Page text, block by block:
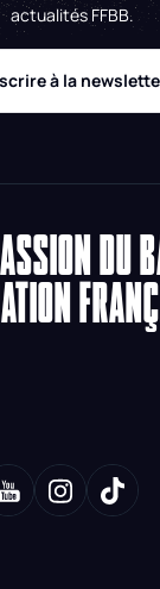
actualités FFBB.
à la
DU